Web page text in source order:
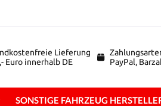
Lieferung
Euro innerhalb DE
PayPal,
SONSTIGE FAHRZEUG